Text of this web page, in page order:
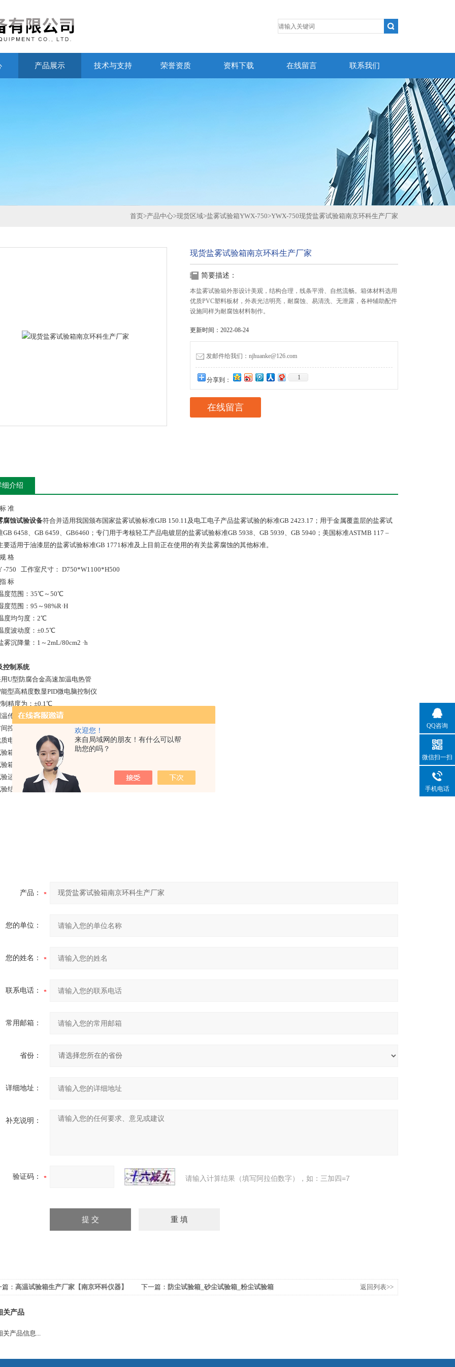
欢迎您！
来自局域网的朋友！有什么可以帮
助您的吗？
产品展示 技术与支持 荣誉资质 资料下载 在线留言 联系我们
首页>产品中心>现货区域>盐雾试验箱YWX-750>YWX-750现货盐雾试验箱南京环科生产厂家
现货盐雾试验箱南京环科生产厂家
简要描述：
本盐雾试验箱外形设计美观，结构合理，线条平滑、自然流畅。箱体材料选用
优质PVC塑料板材，外表光洁明亮，耐腐蚀、易清洗、无泄露，各种辅助配件
设施同样为耐腐蚀材料制作。
更新时间：2022-08-24
发邮件给我们：njhuanke@126.com
分享到： 1
在线留言
细介绍
准
腐蚀试验设备符合并适用我国颁布国家盐雾试验标准GJB 150.11及电工电子产品盐雾试验的标准GB 2423.17；用于金属覆盖层的盐雾试
GB 6458、GB 6459、GB6460；专门用于考核轻工产品电镀层的盐雾试验标准GB 5938、GB 5939、GB 5940；美国标准ASTMB 117 –
要适用于油漆层的盐雾试验标准GB 1771标准及上目前正在使用的有关盐雾腐蚀的其他标准。
格
工作室尺寸： D750*W1100*H500
标
范围：35℃～50℃
范围：95～98%R·H
均匀度：2℃
波动度：±0.5℃
降量：1～2mL/80cm2 ·h
控制 系统
型防腐合金高速加温电热管
高精度数显PID微电脑控制仪
精度为：±0.1℃
感器：PT100铂金电阻测温器
制器：定时范围：0-999小时任意设置
电器元器件
箱缺水保护
超温保护
运行指示
束指示
产品：
您的单位：
您的姓名：
联系电话：
常用邮箱：
省份：
详细地址：
补充说明：
验证码： 请输入计算结果（填写阿拉伯数字），如：三加四=7
： 高温试验箱生产厂家【南京环科仪器】 下一篇： 防尘试验箱_砂尘试验箱_粉尘试验箱 返回列表>>
关产品
关产品信息...
QQ咨询
微信扫一扫
手机电话